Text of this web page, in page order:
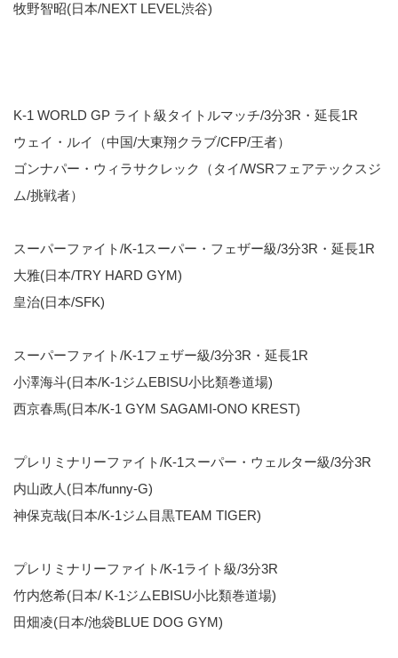
牧野智昭(日本/NEXT LEVEL渋谷)
K-1 WORLD GP ライト級タイトルマッチ/3分3R・延長1R
ウェイ・ルイ（中国/大東翔クラブ/CFP/王者）
ゴンナパー・ウィラサクレック（タイ/WSRフェアテックスジ
ム/挑戦者）
スーパーファイト/K-1スーパー・フェザー級/3分3R・延長1R
大雅(日本/TRY HARD GYM)
皇治(日本/SFK)
スーパーファイト/K-1フェザー級/3分3R・延長1R
小澤海斗(日本/K-1ジムEBISU小比類巻道場)
西京春馬(日本/K-1 GYM SAGAMI-ONO KREST)
プレリミナリーファイト/K-1スーパー・ウェルター級/3分3R
内山政人(日本/funny-G)
神保克哉(日本/K-1ジム目黒TEAM TIGER)
プレリミナリーファイト/K-1ライト級/3分3R
竹内悠希(日本/ K-1ジムEBISU小比類巻道場)
田畑凌(日本/池袋BLUE DOG GYM)